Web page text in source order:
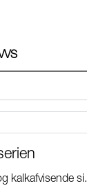
kalkafvisende si.